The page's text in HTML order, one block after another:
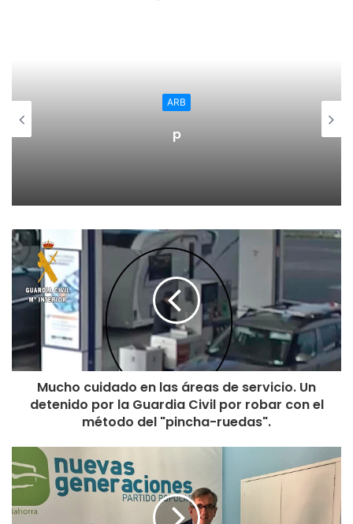
por dónde ir. Es un buen momento para luchar por frenar la
despoblación, que es algo primordial, por eso, la mejora de
las comunicaciones es un referente y el coste de esta
ARB
p
Mucho cuidado en las áreas de servicio. Un
detenido por la Guardia Civil por robar con el
método del "pincha-ruedas".